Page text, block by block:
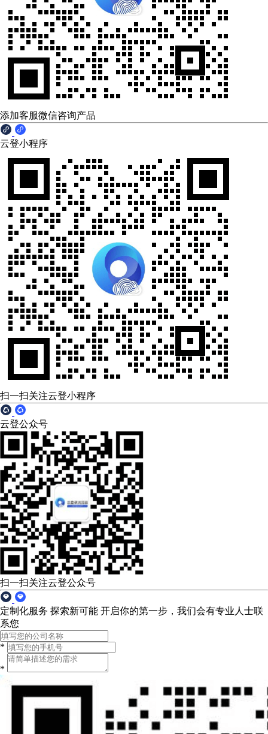
添加客服微信咨询产品
云登小程序
扫一扫关注云登小程序
云登公众号
扫一扫关注云登公众号
定制化服务 探索新可能 开启你的第一步，我们会有专业人士联
系您
*
*